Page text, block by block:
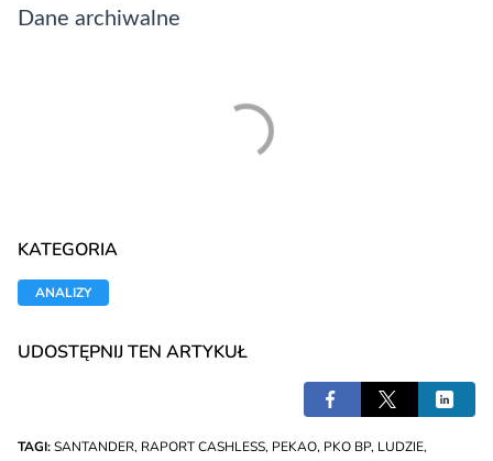
Dane archiwalne
KATEGORIA
ANALIZY
UDOSTĘPNIJ TEN ARTYKUŁ
TAGI:SANTANDER, RAPORT CASHLESS, PEKAO, PKO BP, LUDZIE,